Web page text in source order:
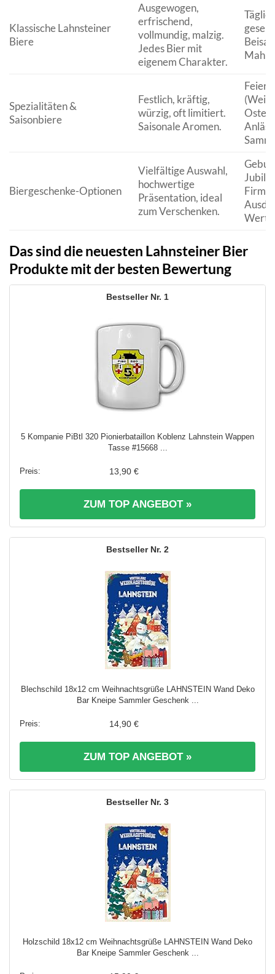
Klassische Lahnsteiner
Biere
Ausgewogen,
erfrischend,
vollmundig, malzig.
Jedes Bier mit
eigenem Charakter.
Spezialitäten &
Saisonbiere
Festlich, kräftig,
würzig, oft limitiert.
Saisonale Aromen.
Biergeschenke-Optionen
Vielfältige Auswahl,
hochwertige
Präsentation, ideal
zum Verschenken.
Das sind die neuesten Lahnsteiner Bier
Produkte mit der besten Bewertung
1
5 Kompanie PiBtl 320 Pionierbataillon Koblenz Lahnstein Wappen
Tasse #15668 ...
13,90 €
ZUM TOP ANGEBOT »
2
Blechschild 18x12 cm Weihnachtsgrüße LAHNSTEIN Wand Deko
Bar Kneipe Sammler Geschenk ...
14,90 €
ZUM TOP ANGEBOT »
3
Holzschild 18x12 cm Weihnachtsgrüße LAHNSTEIN Wand Deko
Bar Kneipe Sammler Geschenk ...